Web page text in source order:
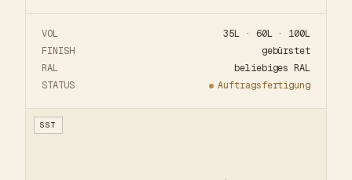
VOL
35L · 60L · 100L
FINISH
gebürstet
RAL
beliebiges RAL
STATUS
Auftragsfertigung
SST